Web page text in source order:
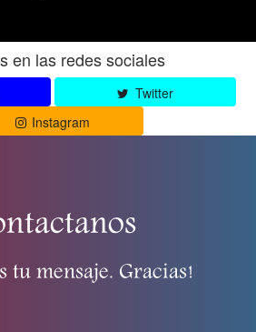
en las redes sociales
Twitter
Instagram
tu mensaje. Gracias!